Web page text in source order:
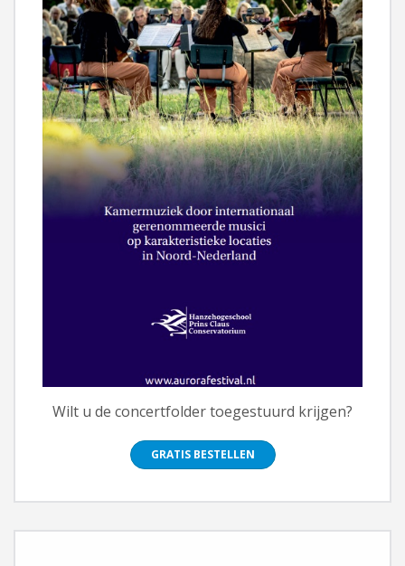
Wilt u de concertfolder toegestuurd krijgen?
GRATIS BESTELLEN